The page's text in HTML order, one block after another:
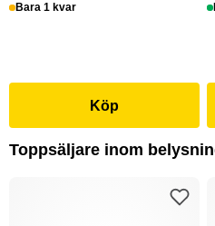
Bara 1 kvar
Köp
Toppsäljare inom